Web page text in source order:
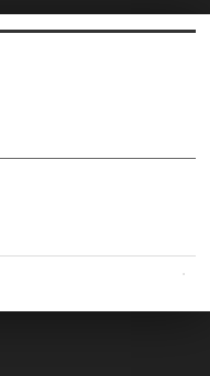
5
북5
5
북5